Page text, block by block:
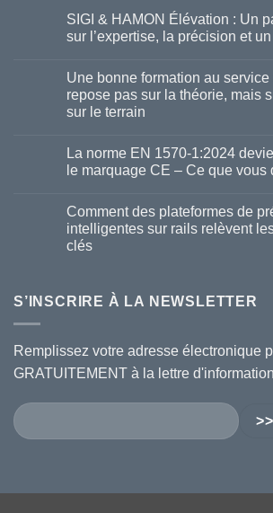
SIGI & HAMON Élévation : Un
sur l’expertise, la précision et
Une bonne formation au
repose pas sur la théorie, mais
sur le terrain
La norme EN 1570-1:2024
le marquage CE – Ce que vous
Comment des plateformes de
intelligentes sur rails relèvent
clés
S’INSCRIRE À LA NEWSLETTER
Remplissez votre adresse électronique
GRATUITEMENT à la lettre